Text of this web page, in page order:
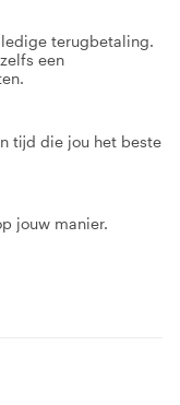
terugbetaling.
een
tijd die jou het beste
jouw manier.